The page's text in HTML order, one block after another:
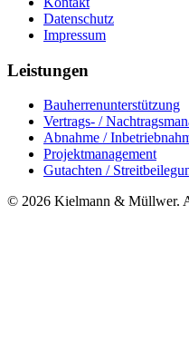
Datenschutz
Impressum
Leistungen
Bauherrenunterstützung
Vertrags- /
Abnahme /
Projektmanagement
Gutachten /
© 2026 Kielmann & Müllwer.